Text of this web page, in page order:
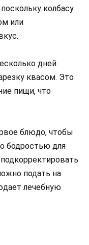
колбасу
или
дней
квасом. Это
пищи, что
блюдо, чтобы
бодростью для
подать на
лечебную